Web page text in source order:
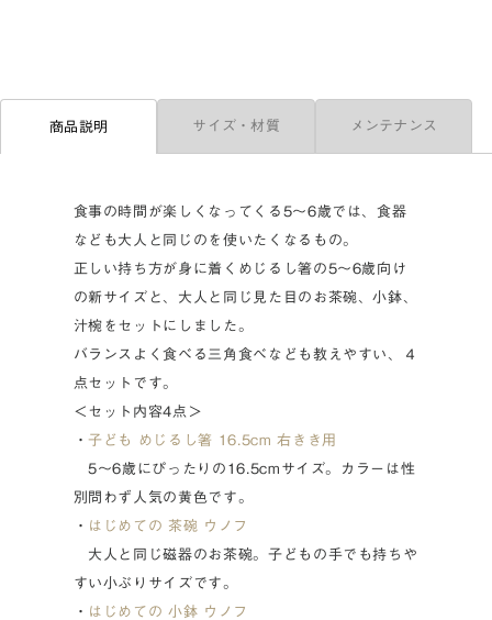
商品説明 サイズ・材質 メンテナンス
食事の時間が楽しくなってくる5～6歳では、食器
なども大人と同じのを使いたくなるもの。
正しい持ち方が身に着くめじるし箸の5～6歳向け
の新サイズと、大人と同じ見た目のお茶碗、小鉢、
汁椀をセットにしました。
バランスよく食べる三角食べなども教えやすい、４
点セットです。
＜セット内容4点＞
・子ども めじるし箸 16.5cm 右きき用
5～6歳にぴったりの16.5cmサイズ。カラーは性
別問わず人気の黄色です。
・ はじめての 茶碗 ウノフ
大人と同じ磁器のお茶碗。子どもの手でも持ちや
すい小ぶりサイズです。
・ はじめての 小鉢 ウノフ